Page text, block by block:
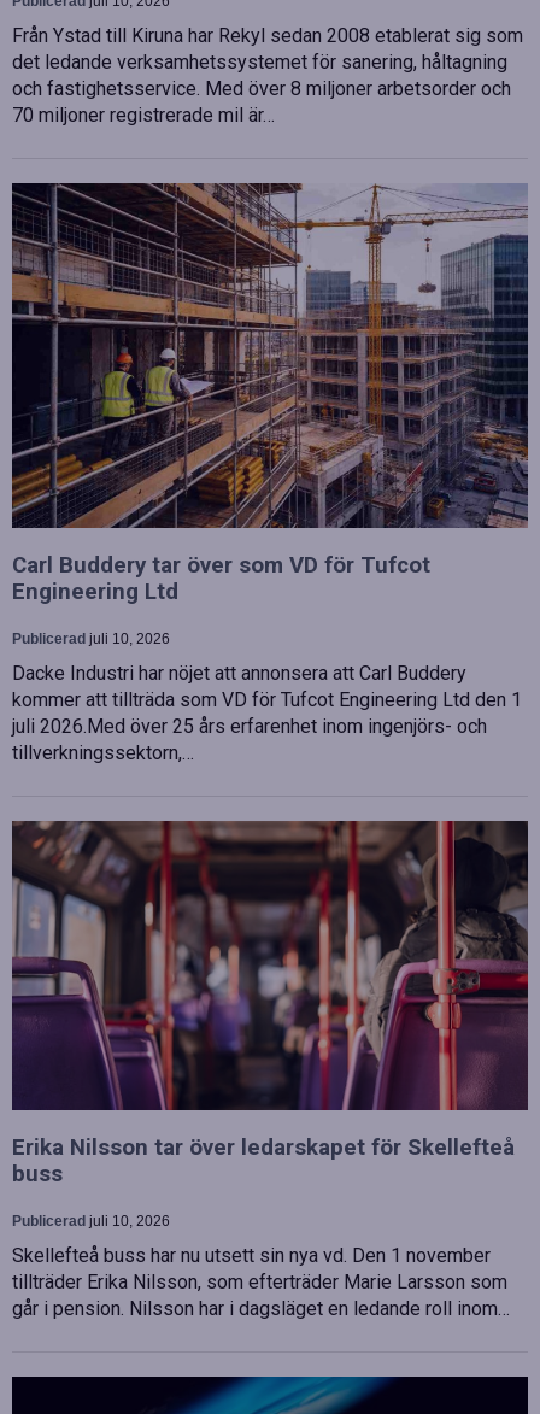
Från Ystad till Kiruna har Rekyl sedan 2008 etablerat sig som
det ledande verksamhetssystemet för sanering, håltagning
och fastighetsservice. Med över 8 miljoner arbetsorder och
70 miljoner registrerade mil är…
Carl Buddery tar över som VD för Tufcot
Engineering Ltd
Publicerad juli 10, 2026
Dacke Industri har nöjet att annonsera att Carl Buddery
kommer att tillträda som VD för Tufcot Engineering Ltd den 1
juli 2026.Med över 25 års erfarenhet inom ingenjörs- och
tillverkningssektorn,…
Erika Nilsson tar över ledarskapet för Skellefteå
buss
Publicerad juli 10, 2026
Skellefteå buss har nu utsett sin nya vd. Den 1 november
tillträder Erika Nilsson, som efterträder Marie Larsson som
går i pension. Nilsson har i dagsläget en ledande roll inom…